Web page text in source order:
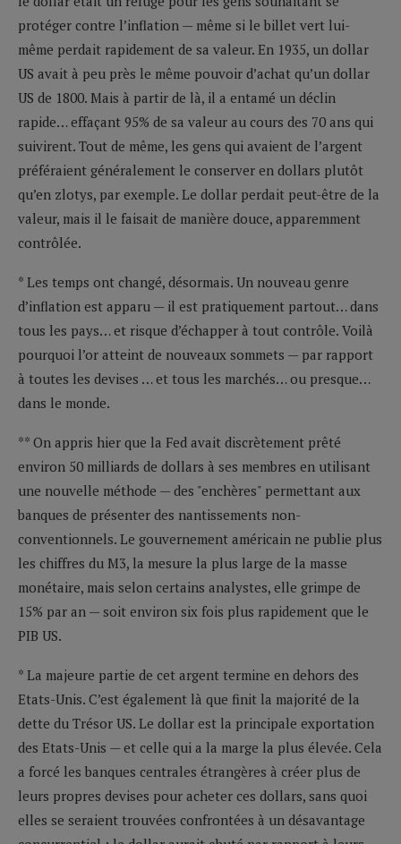
protéger contre l’inflation — même si le billet vert lui-
même perdait rapidement de sa valeur. En 1935, un dollar
US avait à peu près le même pouvoir d’achat qu’un dollar
US de 1800. Mais à partir de là, il a entamé un déclin
rapide… effaçant 95% de sa valeur au cours des 70 ans qui
suivirent. Tout de même, les gens qui avaient de l’argent
préféraient généralement le conserver en dollars plutôt
qu’en zlotys, par exemple. Le dollar perdait peut-être de la
valeur, mais il le faisait de manière douce, apparemment
contrôlée.
* Les temps ont changé, désormais. Un nouveau genre
d’inflation est apparu — il est pratiquement partout… dans
tous les pays… et risque d’échapper à tout contrôle. Voilà
pourquoi l’or atteint de nouveaux sommets — par rapport
à toutes les devises … et tous les marchés… ou presque…
dans le monde.
** On appris hier que la Fed avait discrètement prêté
environ 50 milliards de dollars à ses membres en utilisant
une nouvelle méthode — des "enchères" permettant aux
banques de présenter des nantissements non-
conventionnels. Le gouvernement américain ne publie plus
les chiffres du M3, la mesure la plus large de la masse
monétaire, mais selon certains analystes, elle grimpe de
15% par an — soit environ six fois plus rapidement que le
PIB US.
* La majeure partie de cet argent termine en dehors des
Etats-Unis. C’est également là que finit la majorité de la
dette du Trésor US. Le dollar est la principale exportation
des Etats-Unis — et celle qui a la marge la plus élevée. Cela
a forcé les banques centrales étrangères à créer plus de
leurs propres devises pour acheter ces dollars, sans quoi
elles se seraient trouvées confrontées à un désavantage